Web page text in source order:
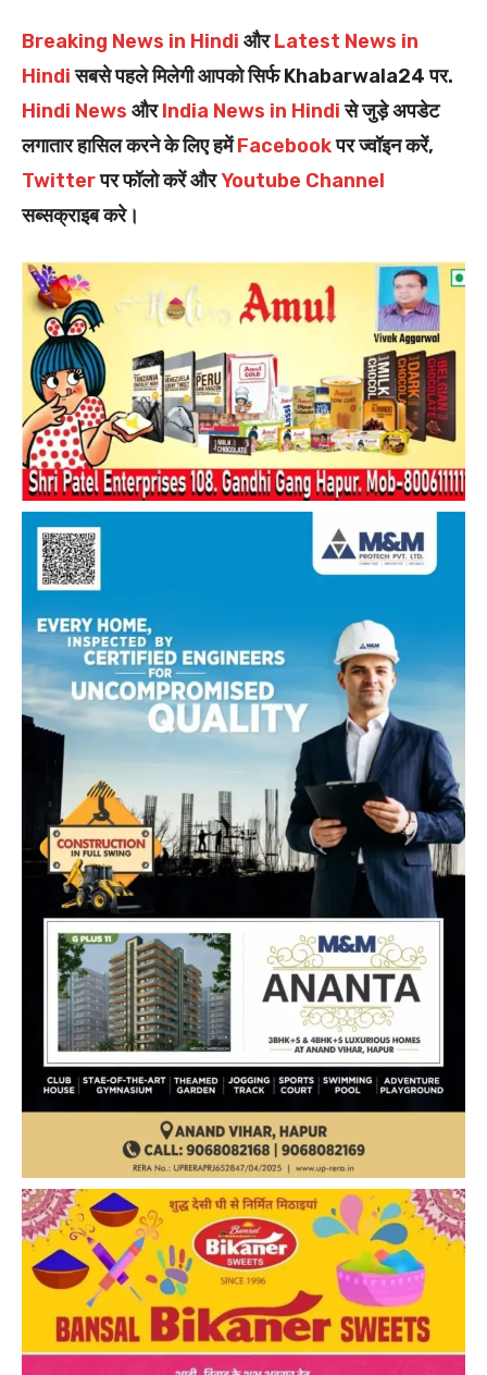
Breaking News in Hindi औरLatest News in
Hindiसबसे पहले मिलेगी आपको सिर्फ Khabarwala24 पर.
Hindi News औरIndia News in Hindiसे जुड़े अपडेट
लगातार हासिल करने के लिए हमेंFacebookपर ज्वॉइन करें,
Twitterपर फॉलो करें औरYoutube Channel
सब्सक्राइब करे।